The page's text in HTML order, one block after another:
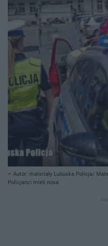
Autor: materiały Lubuska Policja/
Policjanci mieli nosa.